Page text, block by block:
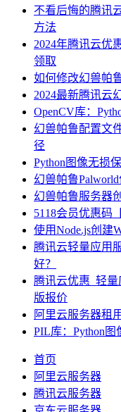
不看后悔的腾讯
方法
2024年腾讯云优
领取
如何修改幻兽帕
2024最新腾讯云
OpenCV库：
幻兽帕鲁配置文
径
Python图像无损
幻兽帕鲁
幻兽帕鲁服务器
5118会员优惠码
使用Node.js创建
腾讯云轻量应用
好？
腾讯云优惠_轻
版报价
阿里云服务器租
PIL库：Python图
首页
阿里云服务器
腾讯云服务器